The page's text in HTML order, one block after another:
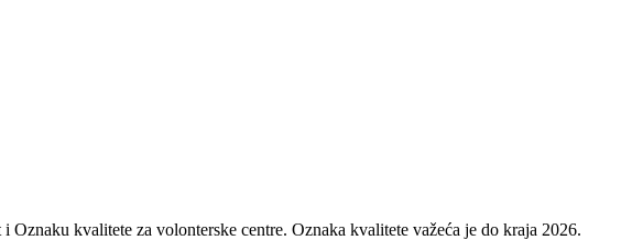
kvalitete za volonterske centre. Oznaka kvalitete važeća je do kraja 2026.